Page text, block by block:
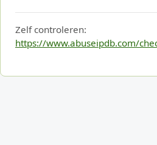
Zelf controleren:
https://www.abuseipdb.com/